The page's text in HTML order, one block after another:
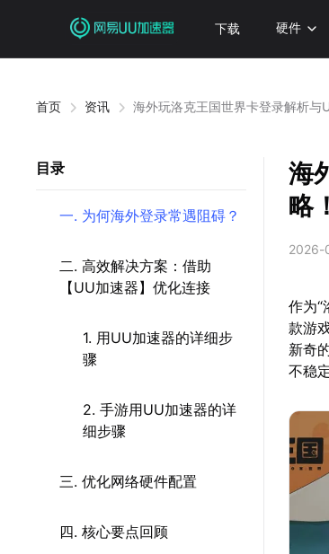
下载 硬件
首页 资讯 海外玩洛克王国世界卡登录解析与
目录
一. 为何海外登录常遇阻碍？
二. 高效解决方案：借助
【UU加速器】优化连接
1. 用UU加速器的详细步
骤
2. 手游用UU加速器的详
细步骤
三. 优化网络硬件配置
四. 核心要点回顾
海
略！
2026-
作为
款游
新奇
不稳